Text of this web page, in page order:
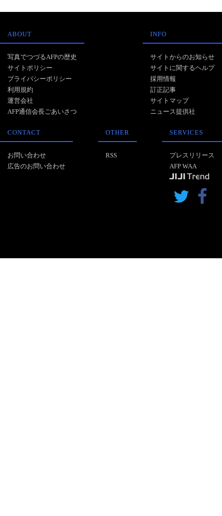
ABOUT
写真でつづるAFPの歴史
サイトポリシー
プライバシーポリシー
利用規約
運営会社
AFP通信会長ごあいさつ
INFO
サイトからのお知らせ
サイトに関するヘルプ
採用情報
訂正記事
サイトマップ
ニュース提供社
CONTACT
お問い合わせ
広告のお問い合わせ
OTHER
RSS
SERVICES
プレスリリース
AFP WAA